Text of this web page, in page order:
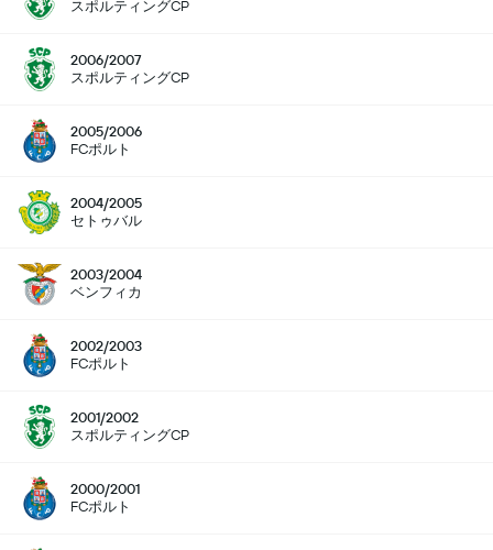
スポルティングCP
2006/2007
スポルティングCP
2005/2006
FCポルト
2004/2005
セトゥバル
2003/2004
ベンフィカ
2002/2003
FCポルト
2001/2002
スポルティングCP
2000/2001
FCポルト